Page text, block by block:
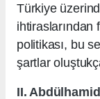
Türkiye
ihtiraslarından
politikası, bu
şartlar
II. Abdülhamid